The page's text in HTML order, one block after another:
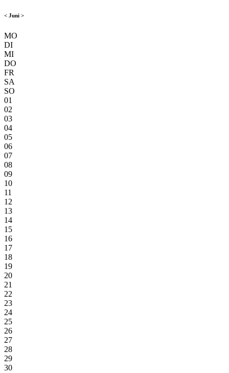
< Juni >
MO
DI
MI
DO
FR
SA
SO
01
02
03
04
05
06
07
08
09
10
11
12
13
14
15
16
17
18
19
20
21
22
23
24
25
26
27
28
29
30